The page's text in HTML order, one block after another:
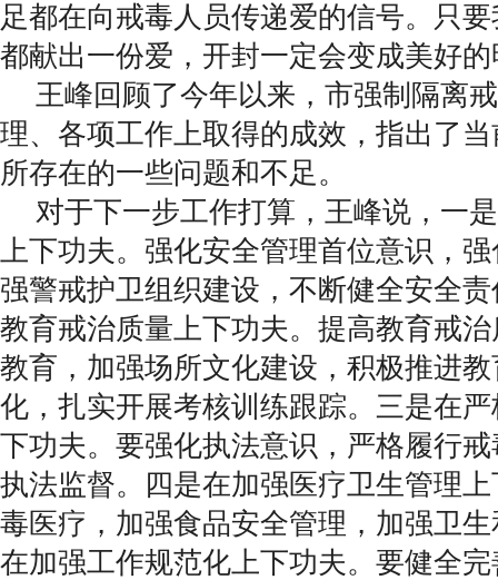
足都在向戒毒人员传递爱的信号。只
都献出一份爱，开封一定会变成美好
王峰回顾了今年以来，市强制隔离
理、各项工作上取得的成效，指出了
所存在的一些问题和不足。
对于下一步工作打算，王峰说，一
上下功夫。强化安全管理首位意识，
强警戒护卫组织建设，不断健全安全
教育戒治质量上下功夫。提高教育戒
教育，加强场所文化建设，积极推进
化，扎实开展考核训练跟踪。三是在
下功夫。要强化执法意识，严格履行
执法监督。四是在加强医疗卫生管理
毒医疗，加强食品安全管理，加强卫
在加强工作规范化上下功夫。要健全